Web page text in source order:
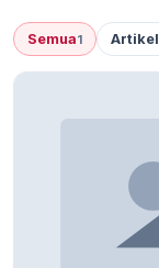
Semua1 Artikel